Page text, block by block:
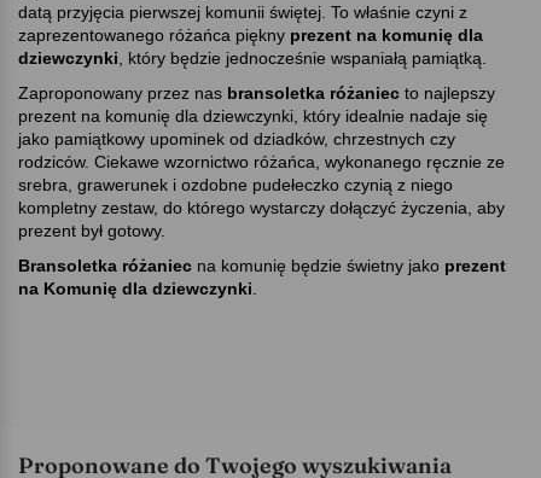
datą przyjęcia pierwszej komunii świętej. To właśnie czyni z
zaprezentowanego różańca piękny prezent na komunię dla
dziewczynki , który będzie jednocześnie wspaniałą pamiątką.
Zaproponowany przez nas bransoletka różaniec to najlepszy
prezent na komunię dla dziewczynki, który idealnie nadaje się
jako pamiątkowy upominek od dziadków, chrzestnych czy
rodziców. Ciekawe wzornictwo różańca, wykonanego ręcznie ze
srebra, grawerunek i ozdobne pudełeczko czynią z niego
kompletny zestaw, do którego wystarczy dołączyć życzenia, aby
prezent był gotowy.
Bransoletka różaniec na komunię będzie świetny jako prezent
na Komunię dla dziewczynki
Proponowane do Twojego wyszukiwania